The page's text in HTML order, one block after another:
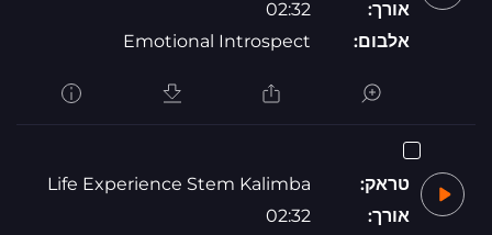
אורך:
02:32
אלבום:
Emotional Introspect
טראק:
Life Experience Stem Kalimba
אורך:
02:32